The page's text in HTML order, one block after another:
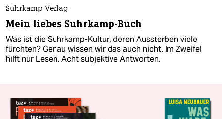
Suhrkamp Verlag
Mein liebes Suhrkamp-Buch
Was ist die Suhrkamp-Kultur, deren Aussterben viele
fürchten? Genau wissen wir das auch nicht. Im Zweifel
hilft nur Lesen. Acht subjektive Antworten.